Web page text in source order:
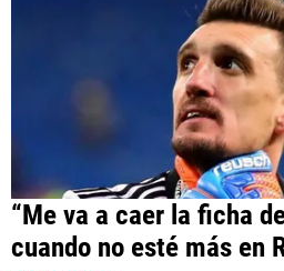
“Me va a caer la ficha
cuando no esté más en